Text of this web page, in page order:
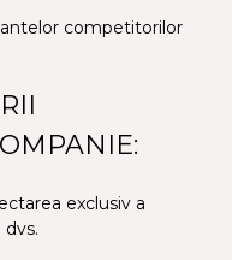
competitorilor
exclusiv a